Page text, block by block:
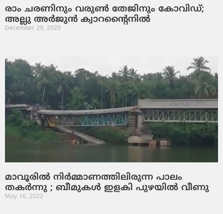
രാം ചരണിനും വരുണ്‍ തേജിനും കോവിഡ്;
അല്ലു അര്‍ജുന്‍ ക്വാറന്റൈനില്‍
December 29, 2020
മാവൂരില്‍ നിര്‍മ്മാണത്തിലിരുന്ന പാലം
തകര്‍ന്നു ; ബീമുകള്‍ ഇളകി പുഴയില്‍ വീണു
May 16, 2022